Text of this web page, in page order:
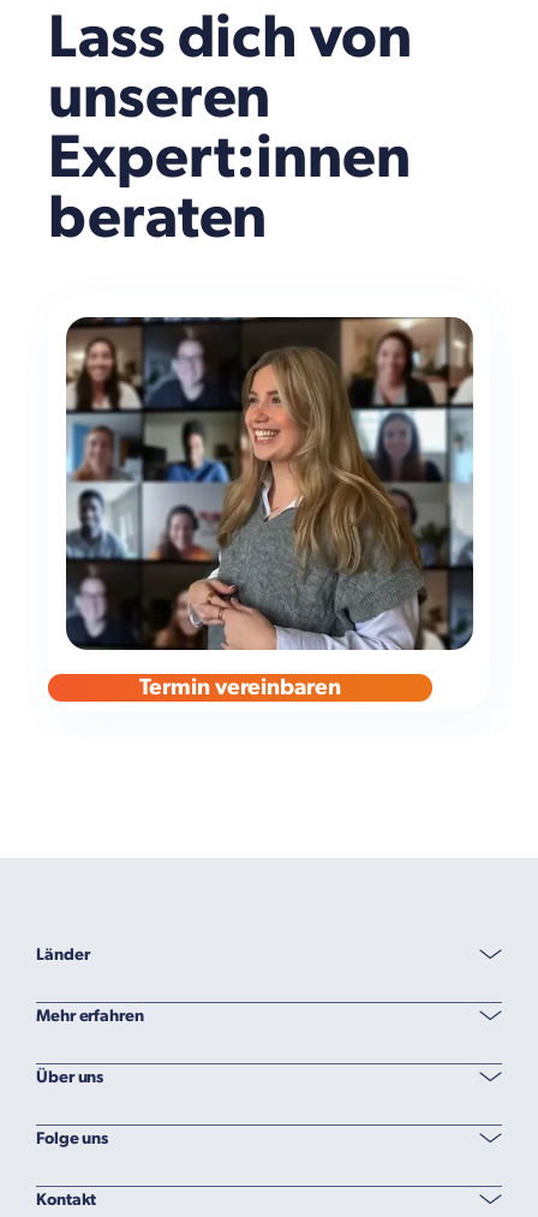
Lass dich von
unseren
Expert:innen
beraten
Termin vereinbaren
Länder
Mehr erfahren
Über uns
Folge uns
Kontakt